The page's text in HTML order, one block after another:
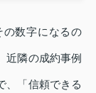
の数字になるの
近隣の成約事例
、「信頼できる